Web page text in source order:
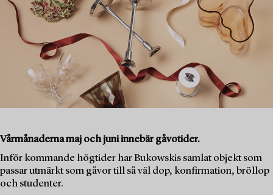
Vårmånaderna maj och juni innebär gåvotider.
Inför kommande högtider har Bukowskis samlat objekt som
passar utmärkt som gåvor till så väl dop, konfirmation, bröllop
och studenter.